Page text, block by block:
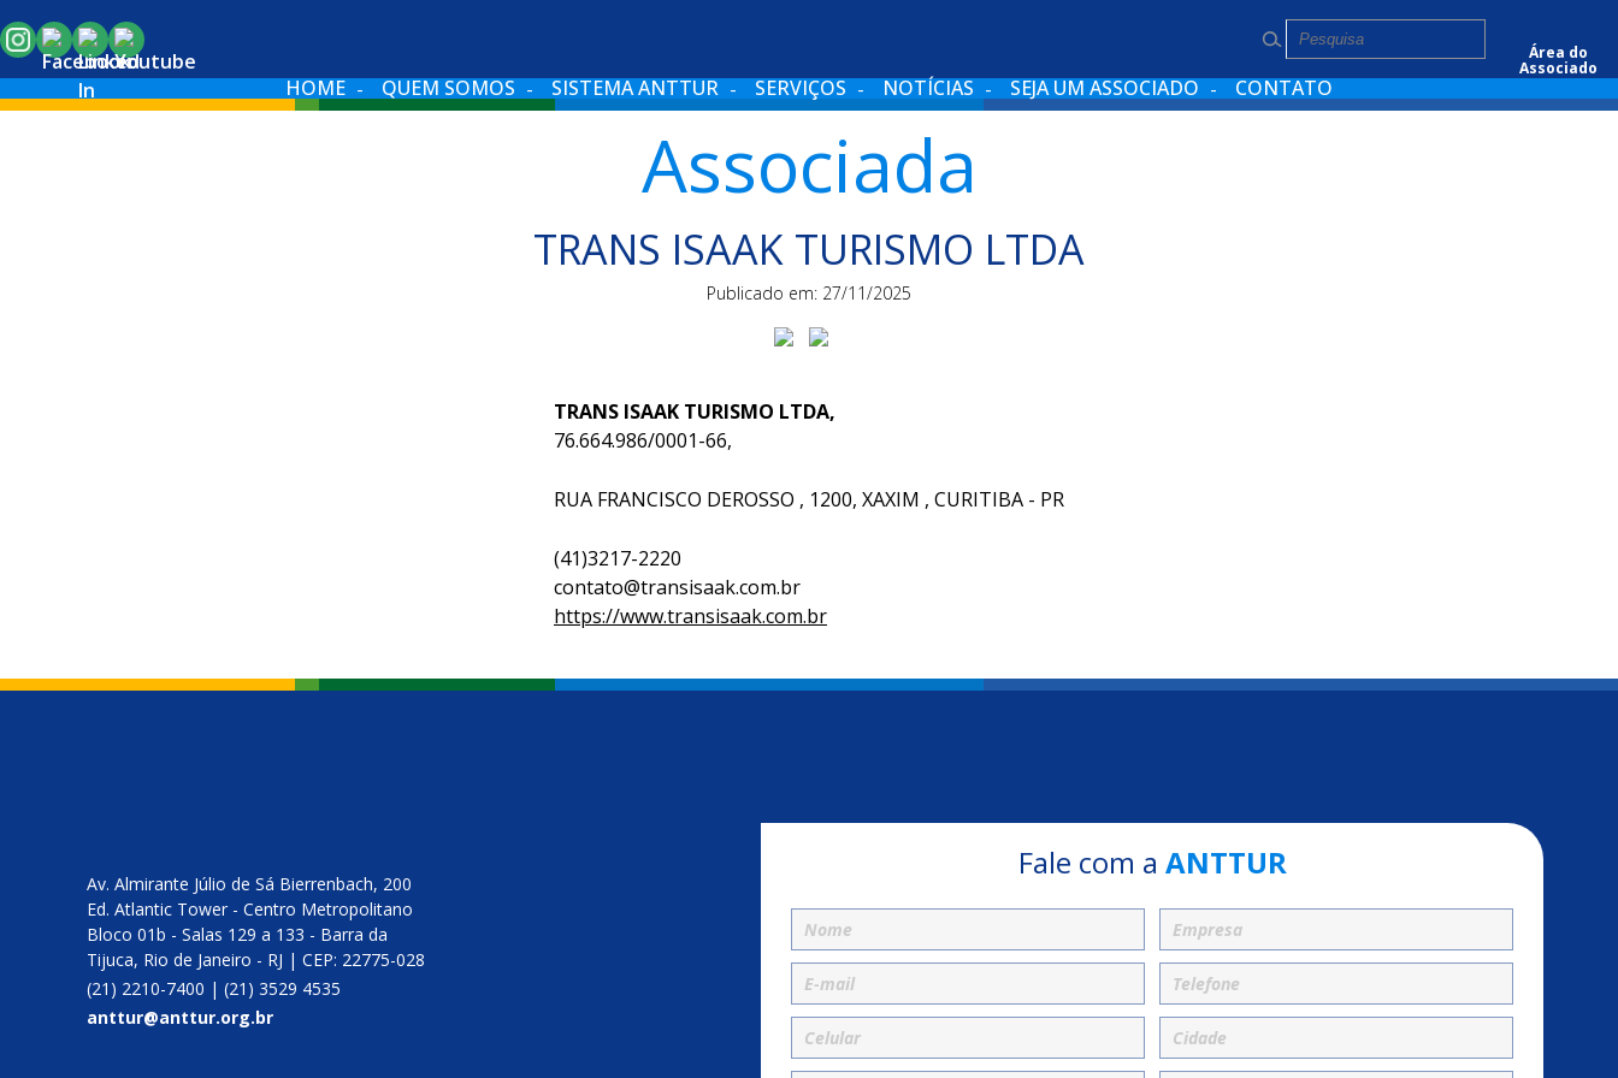
Pesquisar
Área do
Associado
HOME QUEM SOMOS SISTEMA ANTTUR SERVIÇOS NOTÍCIAS SEJA UM ASSOCIADO CONTATO
Associada
TRANS ISAAK TURISMO LTDA
Publicado em: 27/11/2025
TRANS ISAAK TURISMO LTDA,
76.664.986/0001-66,
RUA FRANCISCO DEROSSO , 1200, XAXIM , CURITIBA - PR
(41)3217-2220
contato@transisaak.com.br
https://www.transisaak.com.br
Av. Almirante Júlio de Sá Bierrenbach, 200
Ed. Atlantic Tower - Centro Metropolitano
Bloco 01b - Salas 129 a 133 - Barra da
Tijuca, Rio de Janeiro - RJ | CEP: 22775-028
(21) 2210-7400​ | (21) 3529 4535
anttur@anttur.org.br
Fale com a ANTTUR